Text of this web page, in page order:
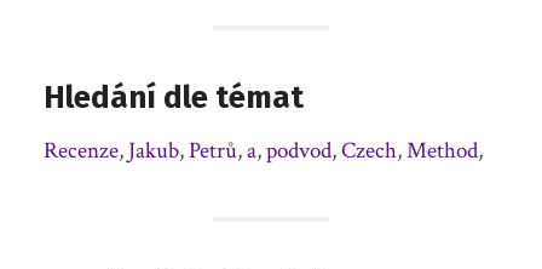
Hledání dle témat
Recenze, Jakub,Petrů,a,podvod,Czech,Method,